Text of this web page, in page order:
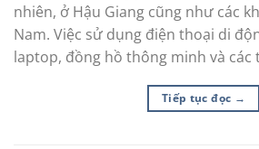
nhiên, ở Hậu Giang cũng như các
Nam. Việc sử dụng điện thoại di
laptop, đồng hồ thông minh và
Tiếp tục đọc →